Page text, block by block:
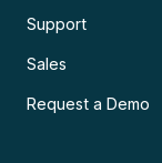
Support
Sales
Request a Demo